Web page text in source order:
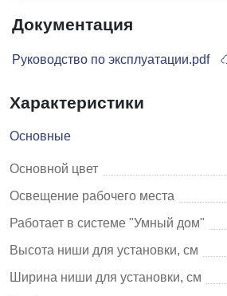
Документация
Руководство по эксплуатации.pdf
Характеристики
Основные
Основной цвет
Освещение рабочего места
Работает в системе "Умный дом"
Высота ниши для установки, см
Ширина ниши для установки, см